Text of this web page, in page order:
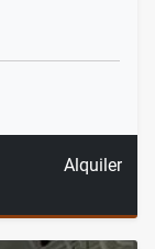
Alquiler